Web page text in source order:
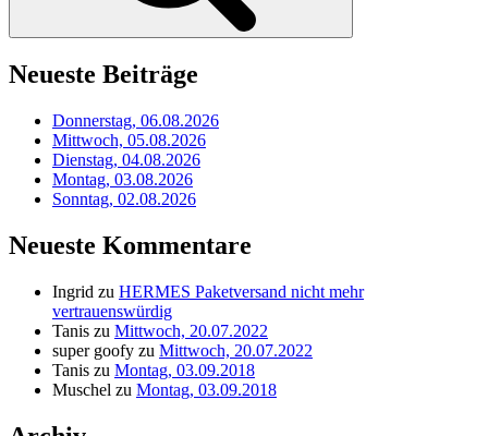
Neueste Beiträge
Donnerstag, 06.08.2026
Mittwoch, 05.08.2026
Dienstag, 04.08.2026
Montag, 03.08.2026
Sonntag, 02.08.2026
Neueste Kommentare
Ingrid zu HERMES Paketversand nicht mehr
vertrauenswürdig
Tanis zu Mittwoch, 20.07.2022
super goofy zu Mittwoch, 20.07.2022
Tanis zu Montag, 03.09.2018
Muschel zu Montag, 03.09.2018